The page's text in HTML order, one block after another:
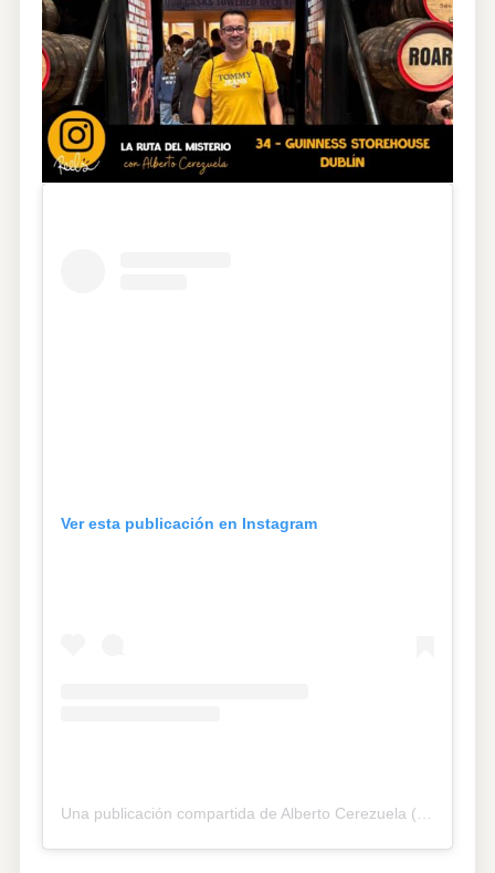
TIENDA
Ver esta publicación en Instagram
Una publicación compartida de Alberto Cerezuela (@albercerezuela)